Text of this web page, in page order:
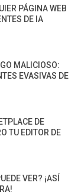
PÁGINA WEB
DE IA
MALICIOSO:
EVASIVAS DE
DE
TU EDITOR DE
VER? ¡ASÍ